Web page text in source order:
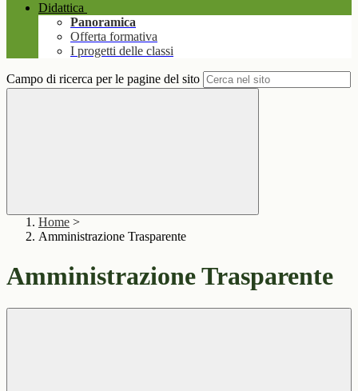
Didattica
Panoramica
Offerta formativa
I progetti delle classi
Campo di ricerca per le pagine del sito
Home >
Amministrazione Trasparente
Amministrazione Trasparente